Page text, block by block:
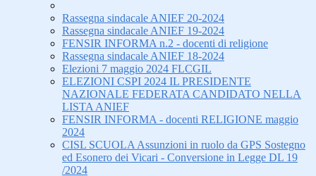
Rassegna sindacale ANIEF 20-2024
Rassegna sindacale ANIEF 19-2024
FENSIR INFORMA n.2 - docenti di religione
Rassegna sindacale ANIEF 18-2024
Elezioni 7 maggio 2024 FLCGIL
ELEZIONI CSPI 2024 IL PRESIDENTE
NAZIONALE FEDERATA CANDIDATO NELLA
LISTA ANIEF
FENSIR INFORMA - docenti RELIGIONE maggio
2024
CISL SCUOLA Assunzioni in ruolo da GPS Sostegno
ed Esonero dei Vicari - Conversione in Legge DL 19
/2024